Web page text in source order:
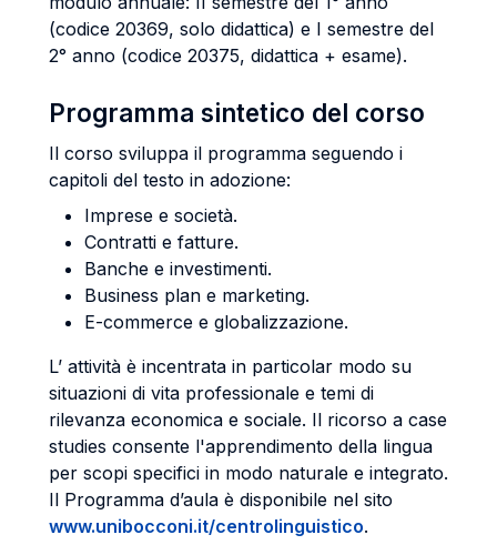
(codice 20369, solo didattica) e I semestre del
2° anno (codice 20375, didattica + esame).
Programma sintetico del corso
Il corso sviluppa il programma seguendo i
capitoli del testo in adozione:
Imprese e società.
Contratti e fatture.
Banche e investimenti.
Business plan e marketing.
E-commerce e globalizzazione.
L’ attività è incentrata in particolar modo su
situazioni di vita professionale e temi di
rilevanza economica e sociale. Il ricorso a case
studies consente l'apprendimento della lingua
per scopi specifici in modo naturale e integrato.
Il Programma d’aula è disponibile nel sito
www.unibocconi.it/centrolinguistico.